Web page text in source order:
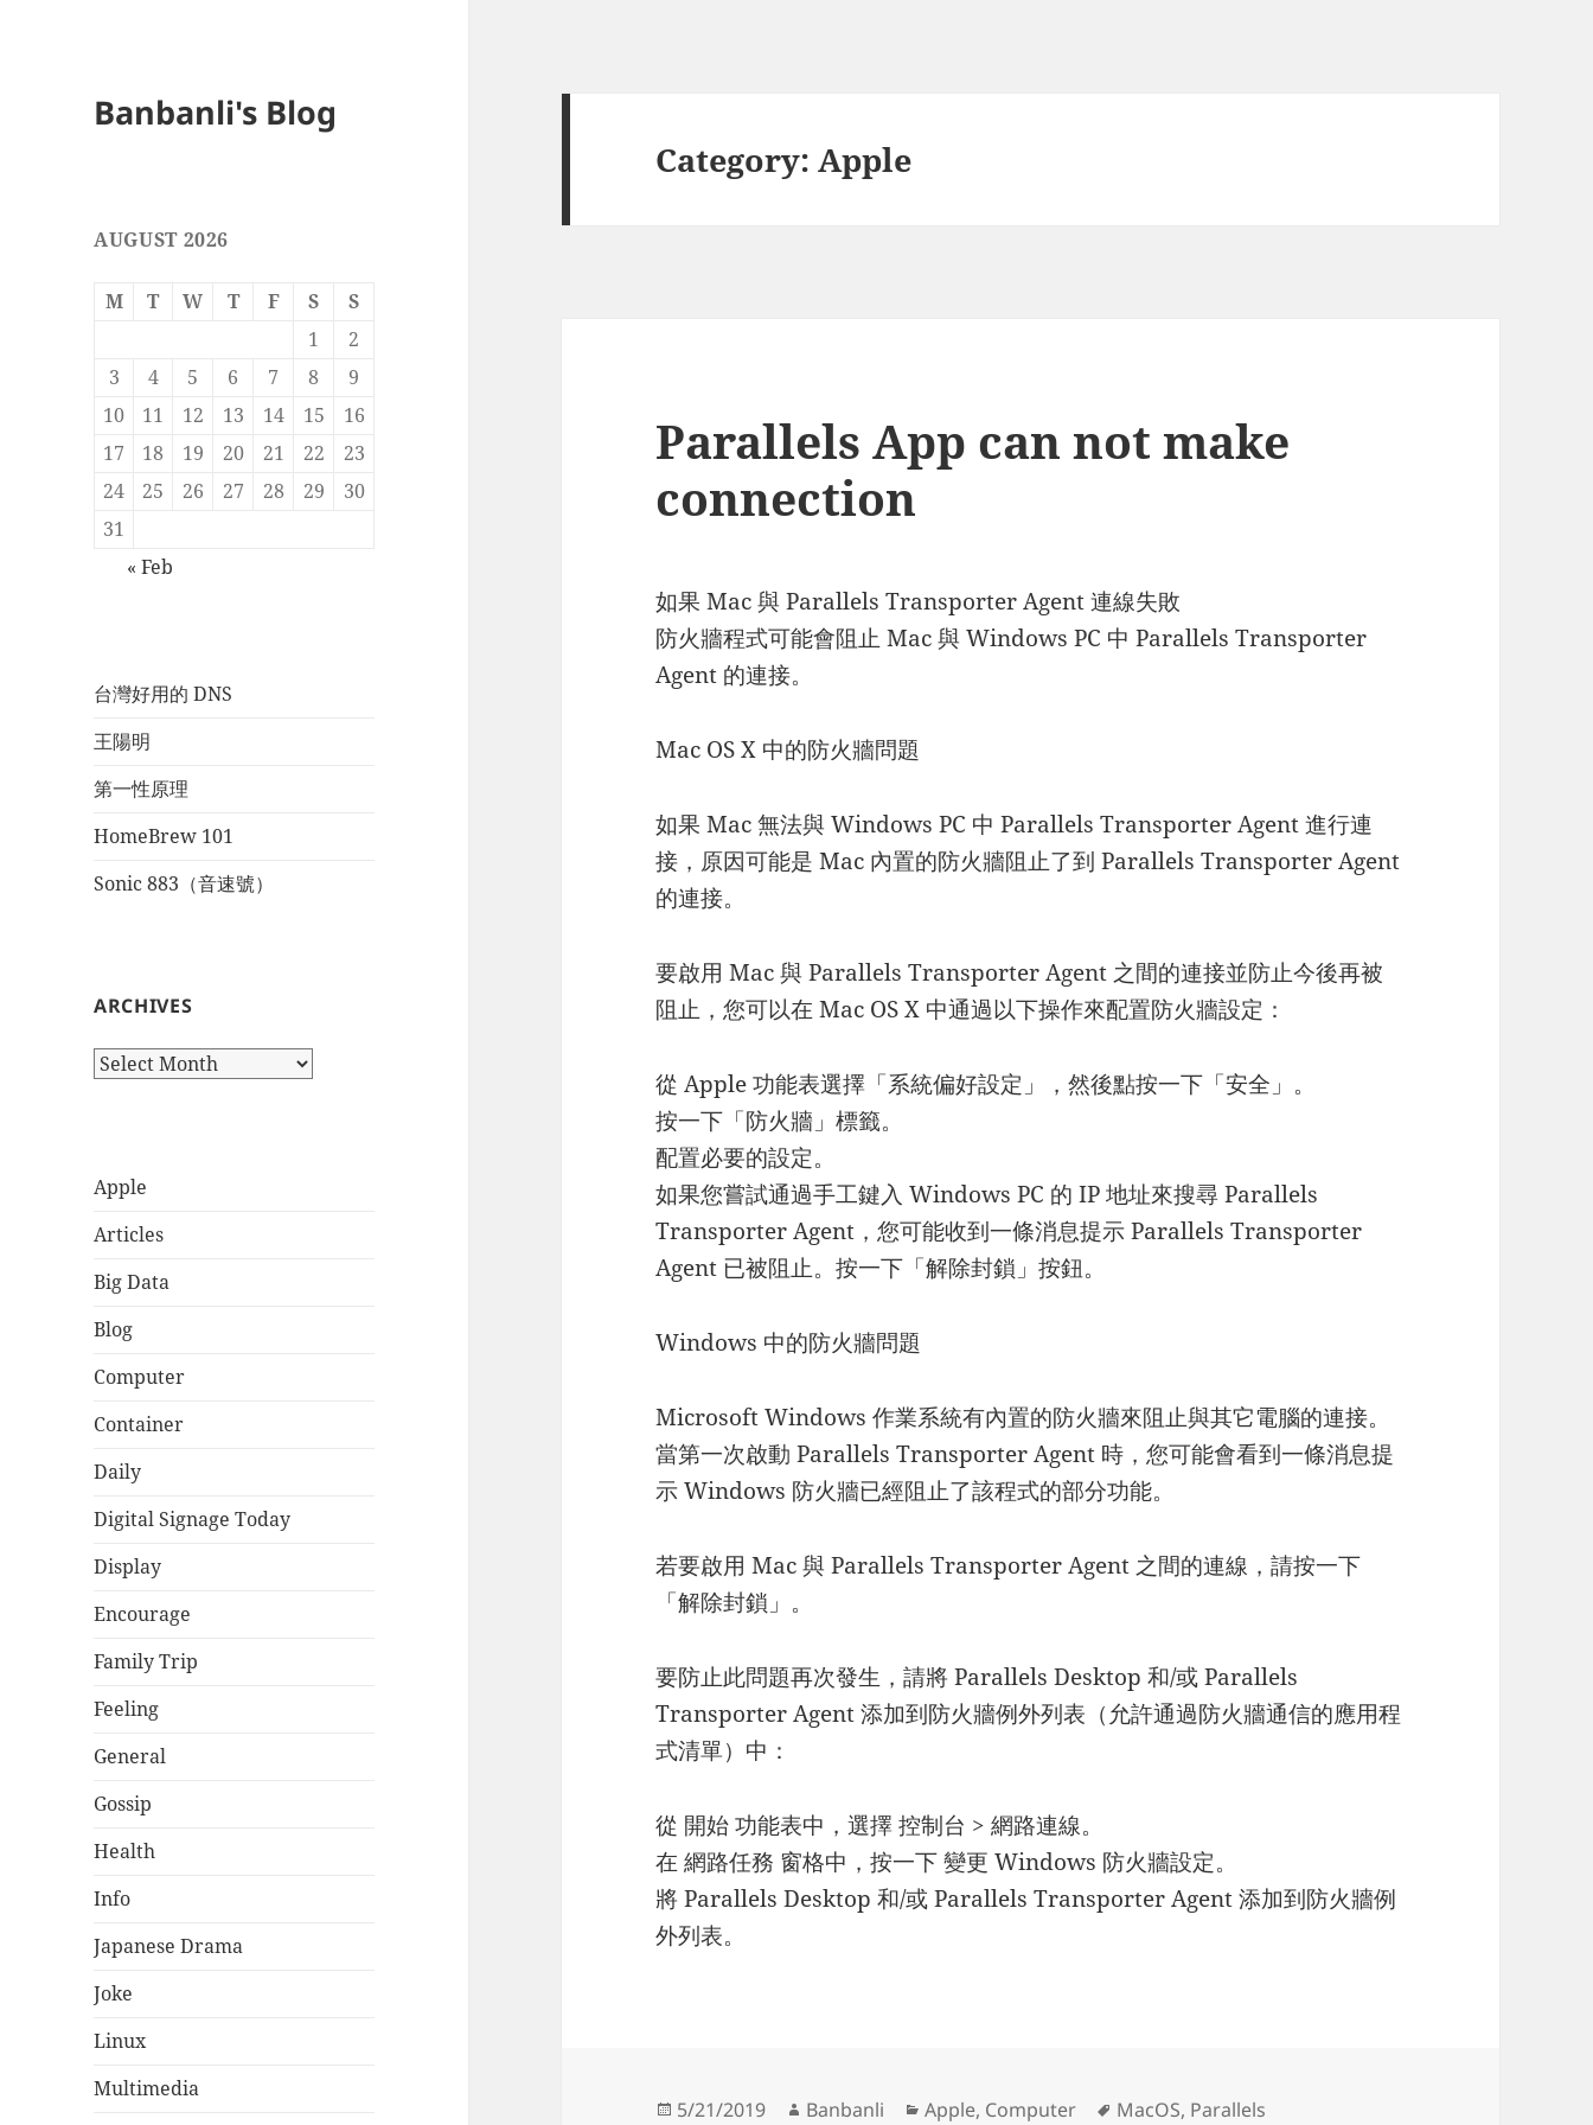
Banbanli's Blog
AUGUST 2026
M T W T F S
S
1
2
3
4 5 6 7 8
9
10
11 12 13 14 15
16
17
18 19 20 21 22
23
24
25 26 27 28 29
30
31
« Feb
台灣好用的 DNS
王陽明
第一性原理
HomeBrew 101
Sonic 883（音速號）
ARCHIVES
Archives
Apple
Articles
Big Data
Blog
Computer
Container
Daily
Digital Signage Today
Display
Encourage
Family Trip
Feeling
General
Gossip
Health
Info
Japanese Drama
Joke
Linux
Multimedia
Category:Apple
Parallels App can not make
connection
如果 Mac 與 Parallels Transporter Agent 連線失敗
防火牆程式可能會阻止 Mac 與 Windows PC 中 Parallels Transporter
Agent 的連接。
Mac OS X 中的防火牆問題
如果 Mac 無法與 Windows PC 中 Parallels Transporter Agent 進行連
接，原因可能是 Mac 內置的防火牆阻止了到 Parallels Transporter Agent
的連接。
要啟用 Mac 與 Parallels Transporter Agent 之間的連接並防止今後再被
阻止，您可以在 Mac OS X 中通過以下操作來配置防火牆設定：
從 Apple 功能表選擇「系統偏好設定」，然後點按一下「安全」。
按一下「防火牆」標籤。
配置必要的設定。
如果您嘗試通過手工鍵入 Windows PC 的 IP 地址來搜尋 Parallels
Transporter Agent，您可能收到一條消息提示 Parallels Transporter
Agent 已被阻止。按一下「解除封鎖」按鈕。
Windows 中的防火牆問題
Microsoft Windows 作業系統有內置的防火牆來阻止與其它電腦的連接。
當第一次啟動 Parallels Transporter Agent 時，您可能會看到一條消息提
示 Windows 防火牆已經阻止了該程式的部分功能。
若要啟用 Mac 與 Parallels Transporter Agent 之間的連線，請按一下
「解除封鎖」。
要防止此問題再次發生，請將 Parallels Desktop 和/或 Parallels
Transporter Agent 添加到防火牆例外列表（允許通過防火牆通信的應用程
式清單）中：
從 開始 功能表中，選擇 控制台 > 網路連線。
在 網路任務 窗格中，按一下 變更 Windows 防火牆設定。
將 Parallels Desktop 和/或 Parallels Transporter Agent 添加到防火牆例
外列表。
Posted
5/21/2019 Author
Banbanli Categories
Apple, Computer Tags
MacOS, Parallels